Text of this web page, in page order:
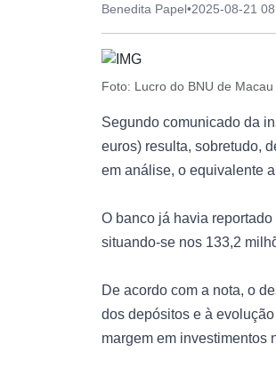
Benedita Papel•2025-08-21
Foto: Lucro do BNU de
Segundo comunicado da
euros) resulta, sobretudo,
em análise, o equivalente
O banco já havia
situando-se nos 133,2
De acordo com a nota, o
dos depósitos e à
margem em investimentos